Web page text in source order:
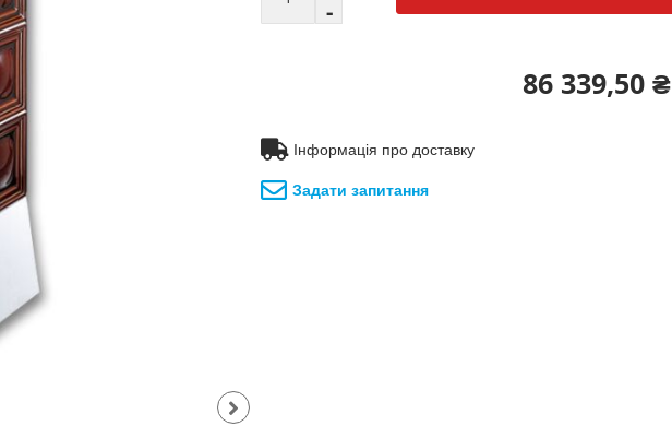
86 339,50 ₴
Інформація про доставку
Задати запитання